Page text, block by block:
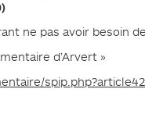
ne pas avoir besoin
d’Arvert »